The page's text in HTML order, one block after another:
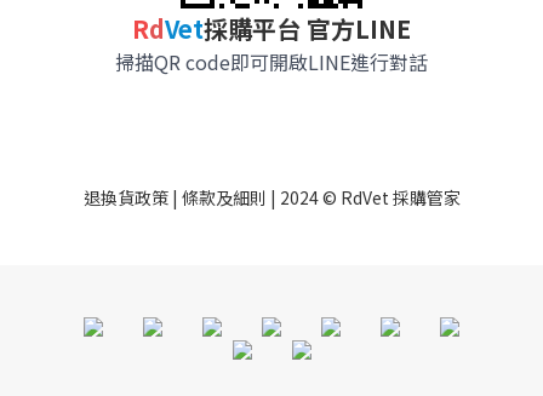
RdVet採購平台 官方LINE
掃描QR code即可開啟LINE進行對話
退換貨政策| 條款及細則 | 2024 © RdVet 採購管家